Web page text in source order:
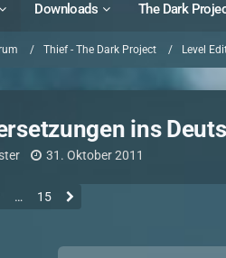
Downloads The Dark
Thief - The Dark Project Level
ins
31. Oktober 2011
… 15